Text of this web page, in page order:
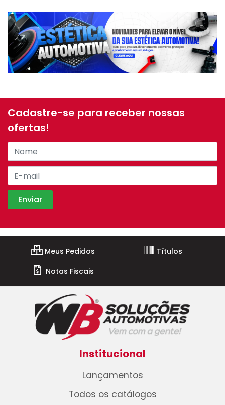
Cadastre-se para receber nossas
ofertas!
Meus Pedidos
Títulos
Notas Fiscais
Institucional
Lançamentos
Todos os catálogos